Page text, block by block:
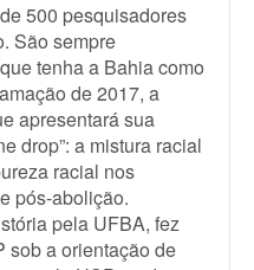
500 pesquisadores
São sempre
tenha a Bahia como
de 2017, a
apresentará sua
drop”: a mistura racial
racial nos
pós-abolição.
pela UFBA, fez
sob a orientação de